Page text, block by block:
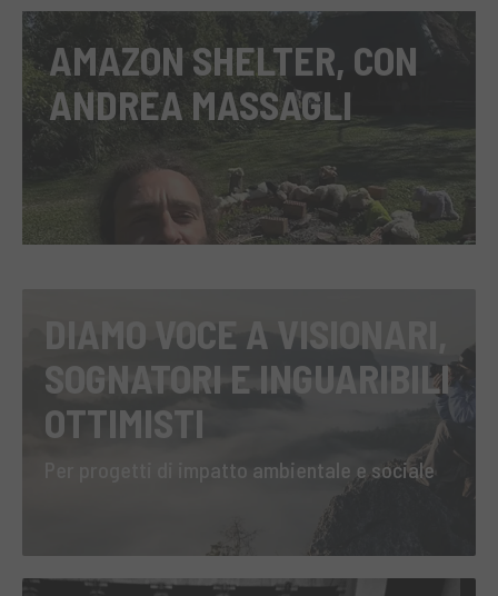
AMAZON SHELTER, CON
ANDREA MASSAGLI
DIAMO VOCE A VISIONARI,
SOGNATORI E INGUARIBILI
OTTIMISTI
Per progetti di impatto ambientale e sociale